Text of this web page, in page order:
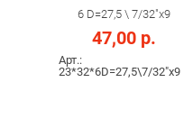
6 D=27,5 \ 7/32"х9
47,00 р.
Арт.:
23*32*6D=27,5\7/32"х9